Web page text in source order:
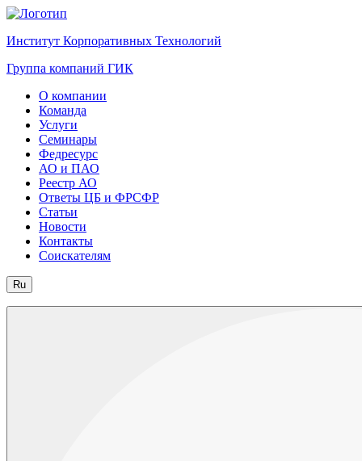
Институт Корпоративных Технологий
Группа компаний ГИК
О компании
Команда
Услуги
Семинары
Федресурс
АО и ПАО
Реестр АО
Ответы ЦБ и ФРСФР
Статьи
Новости
Контакты
Соискателям
Ru